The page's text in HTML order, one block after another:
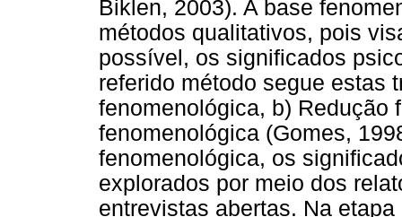
Biklen, 2003). A base
métodos qualitativos, pois
possível, os significados
referido método segue estas
fenomenológica, b) Redução
fenomenológica (Gomes,
fenomenológica, os
explorados por meio dos
entrevistas abertas. Na